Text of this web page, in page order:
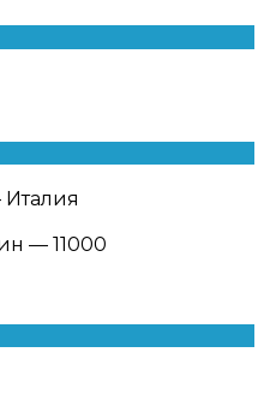
Италия
— 11000